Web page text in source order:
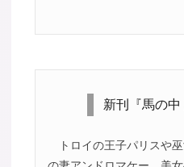
新刊『馬の中
トロイの王子パリスや